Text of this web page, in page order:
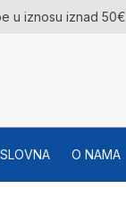
u iznosu iznad 50€
O NAMA